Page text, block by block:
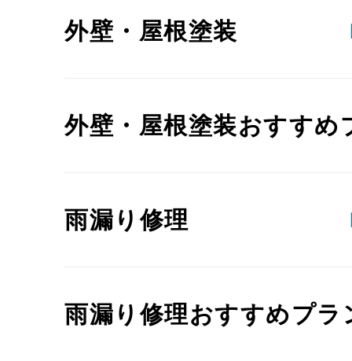
外壁・屋根塗装
外壁・屋根塗装おすすめ
雨漏り修理
雨漏り修理おすすめプラ